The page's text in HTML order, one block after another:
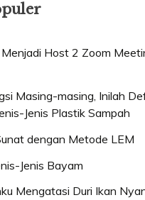
Host 2 Zoom
Masing-masing, Inilah
Jenis Plastik Sampah
dengan Metode LEM
Jenis Bayam
Mengatasi Duri Ikan